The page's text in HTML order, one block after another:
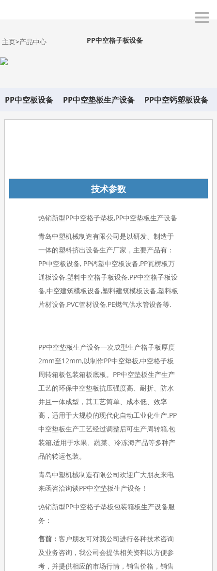
主页>产品中心 PP中空格子板设备
PP中空板设备 PP中空垫板生产设备 PP中空钙塑板设备
技术参数
热销新型PP中空格子垫板,PP中空垫板生产设备
青岛中塑机械制造有限公司是以研发、制造于
一体的塑料挤出设备生产厂家，主要产品有：
PP中空板设备, PP钙塑中空板设备,PP瓦楞板万
通板设备,塑料中空格子板设备,PP中空格子板设
备,中空建筑模板设备,塑料建筑模板设备,塑料板
片材设备,PVC管材设备,PE燃气供水管设备等.
PP中空垫板生产设备一次成型生产格子板厚度
2mm至12mm,以制作PP中空垫板,中空格子板
周转箱板包装箱板底板。PP中空垫板生产生产
工艺的环保中空垫板抗压强度高、耐折、防水
并且一体成型，其工艺简单、成本低、效率
高，适用于大规模的现代化自动工业化生产.PP
中空垫板生产工艺经过调整后可生产周转箱,包
装箱,适用于水果、蔬菜、冷冻海产品等多种产
品的转运包装。
青岛中塑机械制造有限公司欢迎广大朋友来电
来函咨洽询谈PP中空垫板生产设备！
热销新型PP中空格子垫板包装箱板生产设备服
务：
售前： 客户朋友可对我公司进行各种技术咨询
及业务咨询，我公司会提供相关资料以方便参
考，并提供相应的市场行情，销售价格，销售